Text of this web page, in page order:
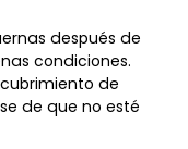
después de
condiciones.
de
de que no esté